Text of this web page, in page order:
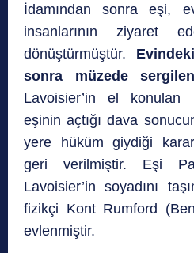
İdamından sonra eşi,
insanlarının ziyaret
dönüştürmüştür.
sonra müzede
Lavoisier’in el konulan
eşinin açtığı dava
yere hüküm giydiği
geri verilmiştir. Eşi
Lavoisier’in soyadını
fizikçi Kont Rumford
evlenmiştir.